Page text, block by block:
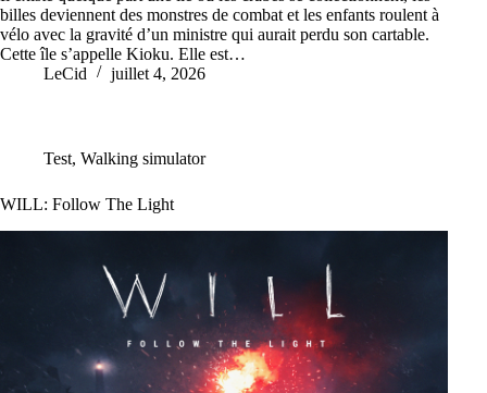
billes deviennent des monstres de combat et les enfants roulent à
vélo avec la gravité d’un ministre qui aurait perdu son cartable.
Cette île s’appelle Kioku. Elle est…
LeCid
juillet 4, 2026
Test, Walking simulator
WILL: Follow The Light